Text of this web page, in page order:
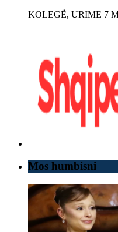
KOLEGË, URIME 7
Mos humbisni